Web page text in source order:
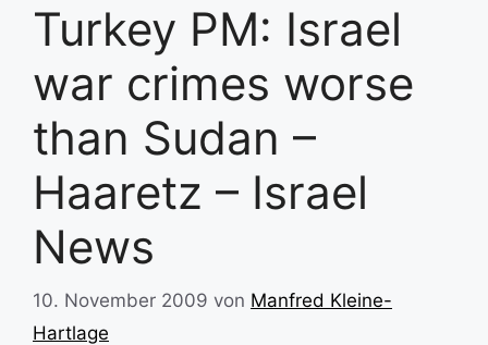
Turkey PM: Israel
war crimes worse
than Sudan –
Haaretz – Israel
News
10. November 2009 von Manfred Kleine-
Hartlage